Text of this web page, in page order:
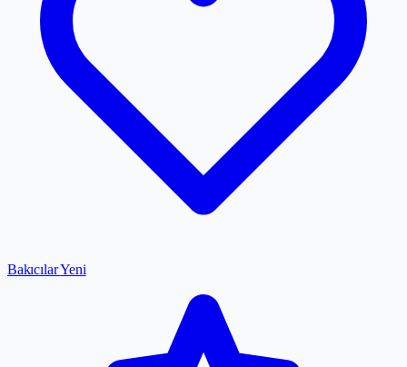
BakıcılarYeni